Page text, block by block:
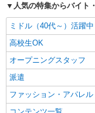
人気の特集からバイト
ミドル（40代～）活躍中
高校生OK
オープニングスタッフ
派遣
ファッション・アパレル